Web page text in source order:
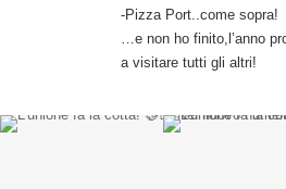
-Pizza Port..come sopra!
…e non ho finito,l’anno
a visitare tutti gli altri!